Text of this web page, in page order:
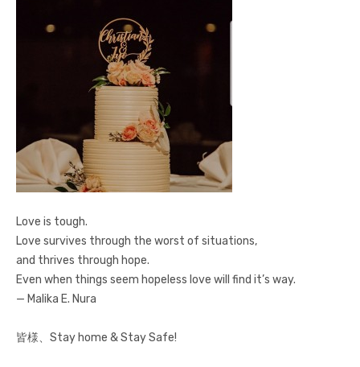
Love is tough.
Love survives through the worst of situations,
and thrives through hope.
Even when things seem hopeless love will find it’s way.
— Malika E. Nura
皆様、Stay home & Stay Safe!